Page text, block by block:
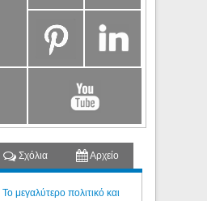
Σχόλια Αρχείο
μεγαλύτερο πολιτικό και